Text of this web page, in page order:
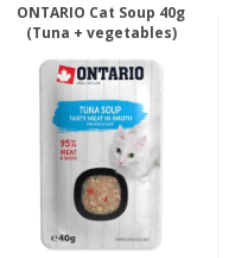
ONTARIO Cat Soup 40g
(Tuna + vegetables)